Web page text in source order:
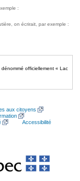
:
on écrirait, par exemple :
officiellement « Lac
aux citoyens
Accessibilité